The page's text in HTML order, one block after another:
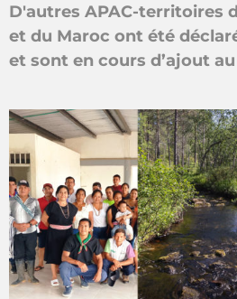
D'autres APAC-territoires
et du Maroc ont été
et sont en cours d’ajout